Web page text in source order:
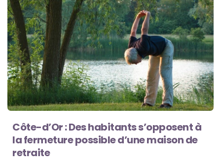
Côte-d’Or : Des habitants s’opposent à
la fermeture possible d’une maison de
retraite